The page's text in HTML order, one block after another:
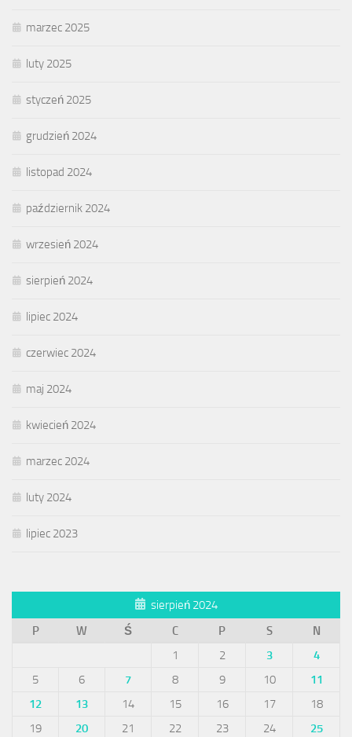
marzec 2025
luty 2025
styczeń 2025
grudzień 2024
listopad 2024
październik 2024
wrzesień 2024
sierpień 2024
lipiec 2024
czerwiec 2024
maj 2024
kwiecień 2024
marzec 2024
luty 2024
lipiec 2023
sierpień 2024
P
W Ś C P S
N
1
2 3
4
5
6 7 8 9 10
11
12
13 14 15 16 17
18
19
20 21 22 23 24
25